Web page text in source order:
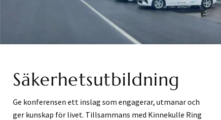
Säkerhetsutbildning
Ge konferensen ett inslag som engagerar, utmanar och
ger kunskap för livet. Tillsammans med Kinnekulle Ring